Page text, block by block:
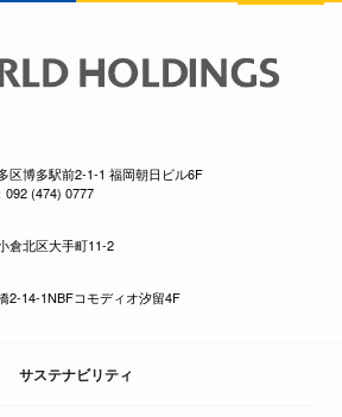
区博多駅前2-1-1 福岡朝日ビル6F
092 (474) 0777
倉北区大手町11-2
2-14-1NBFコモディオ汐留4F
サステナビリティ